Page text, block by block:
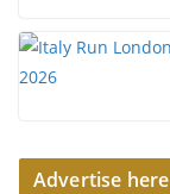
Advertise here